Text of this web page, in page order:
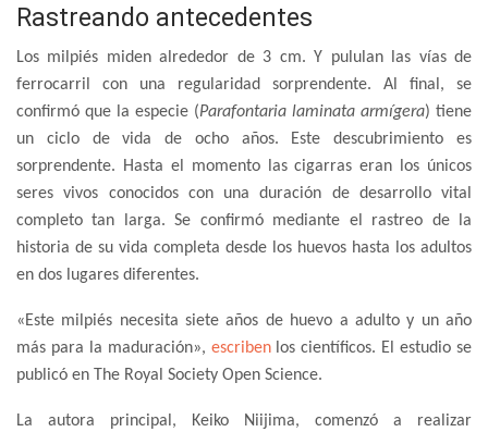
Rastreando antecedentes
Los milpiés miden alrededor de 3 cm. Y pululan las vías de
ferrocarril con una regularidad sorprendente. Al final, se
confirmó que la especie (Parafontaria laminata armígera) tiene
un ciclo de vida de ocho años. Este descubrimiento es
sorprendente. Hasta el momento las cigarras eran los únicos
seres vivos conocidos con una duración de desarrollo vital
completo tan larga. Se confirmó mediante el rastreo de la
historia de su vida completa desde los huevos hasta los adultos
en dos lugares diferentes.
«Este milpiés necesita siete años de huevo a adulto y un año
más para la maduración», escribenlos científicos. El estudio se
publicó en The Royal Society Open Science.
La autora principal, Keiko Niijima, comenzó a realizar